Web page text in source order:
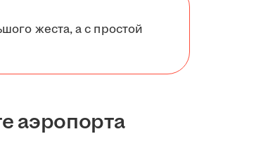
жеста, а с простой
аэропорта